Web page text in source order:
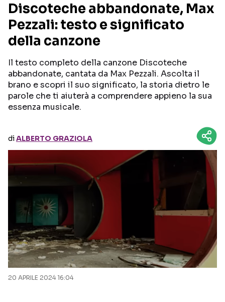
RECENSIONI MUSICALI
INTERVISTE
GOSSIP E CURIOSITÀ
TESTI CANZONI
TOUR ED EVENTI
Discoteche abbandonate, Max
Pezzali: testo e significato
della canzone
Il testo completo della canzone Discoteche
abbandonate, cantata da Max Pezzali. Ascolta il
brano e scopri il suo significato, la storia dietro le
parole che ti aiuterà a comprendere appieno la sua
essenza musicale.
diALBERTO GRAZIOLA
20 APRILE 2024 16:04